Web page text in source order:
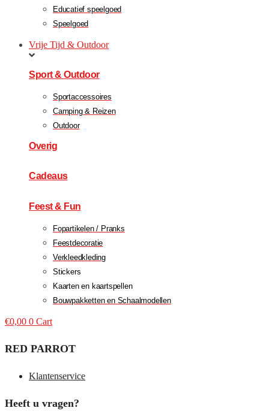
Educatief speelgoed
Speelgoed
Vrije Tijd & Outdoor
Sport & Outdoor
Sportaccessoires
Camping & Reizen
Outdoor
Overig
Cadeaus
Feest & Fun
Fopartikelen / Pranks
Feestdecoratie
Verkleedkleding
Stickers
Kaarten en kaartspellen
Bouwpakketten en Schaalmodellen
€0,00 0 Cart
RED PARROT
Klantenservice
Heeft u vragen?